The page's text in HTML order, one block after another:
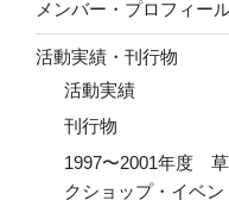
メンバー・プロフィー
活動実績・刊行物
活動実績
刊行物
1997〜2001年度
クショップ・イベ